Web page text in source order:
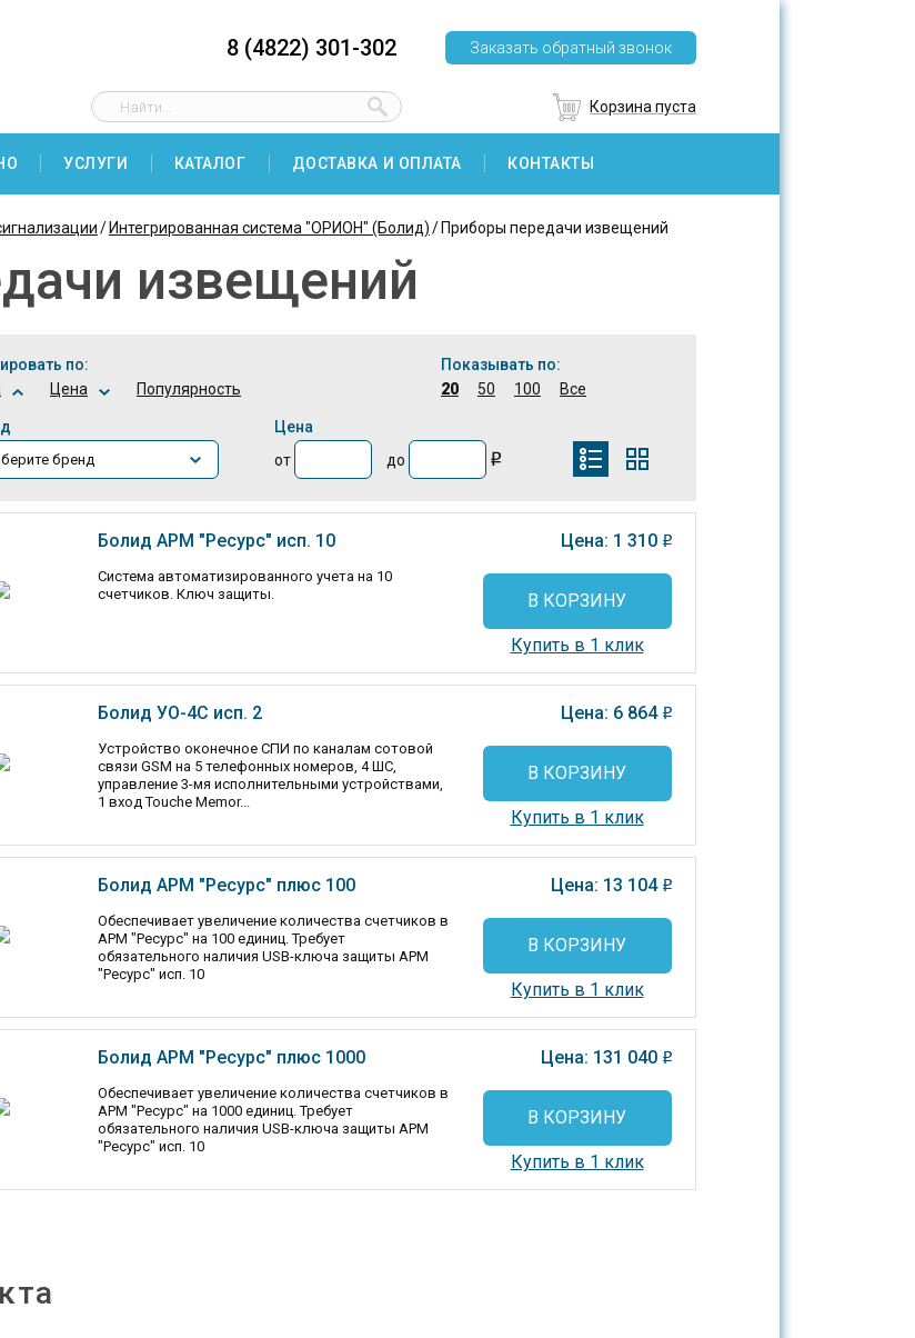
8 (4822) 301-302 Заказать обратный звонок
Корзина пуста
УСЛУГИ КАТАЛОГ ДОСТАВКА И ОПЛАТА КОНТАКТЫ
Интегрированная система "ОРИОН" (Болид) Приборы передачи извещений
извещений
по:
Цена Популярность
Цена
от
до o
Показывать по:
20
50 100 Все
Болид АРМ "Ресурс" исп. 10
Система автоматизированного учета на 10
счетчиков. Ключ защиты.
Цена: 1 310 o
В КОРЗИНУ
Купить в 1 клик
Болид УО-4С исп. 2
Устройство оконечное СПИ по каналам сотовой
связи GSM на 5 телефонных номеров, 4 ШС,
управление 3-мя исполнительными устройствами,
1 вход Touche Memor...
Цена: 6 864 o
В КОРЗИНУ
Купить в 1 клик
Болид АРМ "Ресурс" плюс 100
Обеспечивает увеличение количества счетчиков в
АРМ "Ресурс" на 100 единиц. Требует
обязательного наличия USB-ключа защиты АРМ
"Ресурс" исп. 10
Цена: 13 104 o
В КОРЗИНУ
Купить в 1 клик
Болид АРМ "Ресурс" плюс 1000
Обеспечивает увеличение количества счетчиков в
АРМ "Ресурс" на 1000 единиц. Требует
обязательного наличия USB-ключа защиты АРМ
"Ресурс" исп. 10
Цена: 131 040 o
В КОРЗИНУ
Купить в 1 клик